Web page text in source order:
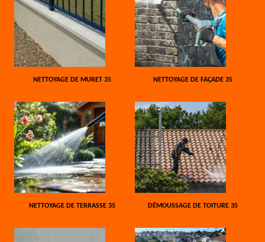
NETTOYAGE DE MURET 35 NETTOYAGE DE FAÇADE 35
NETTOYAGE DE TERRASSE 35 DÉMOUSSAGE DE TOITURE 35